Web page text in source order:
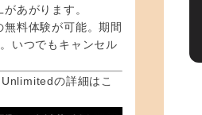
あがります。
料体験が可能。期間
いつでもキャンセル
の詳細はこ